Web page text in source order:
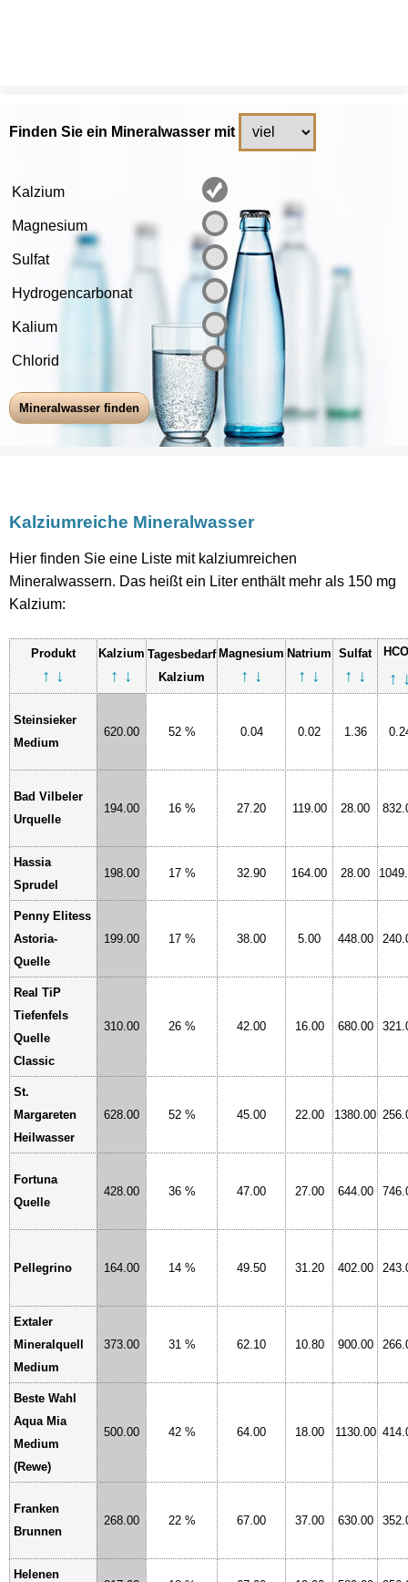
Finden Sie ein Mineralwasser mit
Kalzium
Magnesium
Sulfat
Hydrogencarbonat
Kalium
Chlorid
Kalziumreiche Mineralwasser
Hier finden Sie eine Liste mit kalziumreichen
Mineralwassern. Das heißt ein Liter enthält mehr als 150 mg
Kalzium:
Produkt
↑ ↓
Kalzium
↑ ↓
Tagesbedarf
Kalzium
Magnesium
↑ ↓
Natrium
↑ ↓
Sulfat
↑ ↓
HCO
↑
Steinsieker
Medium
620.00 52 % 0.04 0.02 1.36
Bad Vilbeler
Urquelle
194.00 16 % 27.20 119.00 28.00
Hassia
Sprudel
198.00 17 % 32.90 164.00 28.00
Penny Elitess
Astoria-
Quelle
199.00 17 % 38.00 5.00 448.00
Real TiP
Tiefenfels
Quelle
Classic
310.00 26 % 42.00 16.00 680.00
St.
Margareten
Heilwasser
628.00 52 % 45.00 22.00 1380.00
Fortuna
Quelle
428.00 36 % 47.00 27.00 644.00
Pellegrino 164.00 14 % 49.50 31.20 402.00
Extaler
Mineralquell
Medium
373.00 31 % 62.10 10.80 900.00
Beste Wahl
Aqua Mia
Medium
(Rewe)
500.00 42 % 64.00 18.00 1130.00
Franken
Brunnen
268.00 22 % 67.00 37.00 630.00
Helenen